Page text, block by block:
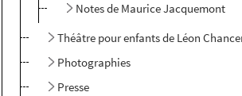
Notes de Maurice Jacquemont
Théâtre pour enfants de Léon
Photographies
Presse